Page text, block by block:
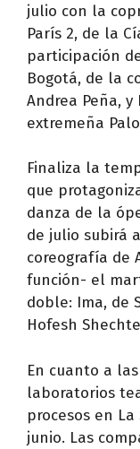
julio con la
París 2, de la
participación
Bogotá, de la
Andrea Peña,
extremeña
Finaliza la
que
danza de la
de julio subirá
coreografía de
función- el
doble: Ima, de
Hofesh
En cuanto a
laboratorios
procesos en
junio. Las